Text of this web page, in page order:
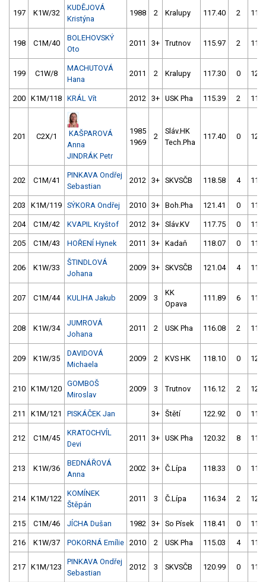
197 K1W/32
KUDĚJOVÁ
Kristýna
1988 2 Kralupy 117.40 2
198 C1M/40
BOLEHOVSKÝ
Oto
2011 3+ Trutnov 115.97 2
199 C1W/8
MACHUTOVÁ
Hana
2011 2 Kralupy 117.30 0
200 K1M/118 KRÁL Vít 2012 3+ USK Pha 115.39 2
201 C2X/1
KAŠPAROVÁ
Anna
JINDRÁK Petr
1985
1969
2
Sláv.HK
Tech.Pha
117.40 0
202 C1M/41
PINKAVA Ondřej
Sebastian
2012 3+ SKVSČB 118.58 4
203 K1M/119 SÝKORA Ondřej 2010 3+ Boh.Pha 121.41 0
204 C1M/42 KVAPIL Kryštof 2012 3+ Sláv.KV 117.75 0
205 C1M/43 HOŘENÍ Hynek 2011 3+ Kadaň 118.07 0
206 K1W/33
ŠTINDLOVÁ
Johana
2009 3+ SKVSČB 121.04 4
207 C1M/44 KULIHA Jakub 2009 3
KK
Opava
111.89 6
208 K1W/34
JUMROVÁ
Johana
2011 2 USK Pha 116.08 2
209 K1W/35
DAVIDOVÁ
Michaela
2009 2 KVS HK 118.10 0
210 K1M/120
GOMBOŠ
Miroslav
2009 3 Trutnov 116.12 2
211 K1M/121 PISKÁČEK Jan 3+ Štětí 122.92 0
212 C1M/45
KRATOCHVÍL
Devi
2011 3+ USK Pha 120.32 8
213 K1W/36
BEDNÁŘOVÁ
Anna
2002 3+ Č.Lípa 118.33 0
214 K1M/122
KOMÍNEK
Štěpán
2011 3 Č.Lípa 116.34 2
215 C1M/46 JÍCHA Dušan 1982 3+ So Písek 118.41 0
216 K1W/37 POKORNÁ Emílie 2010 2 USK Pha 115.03 4
217 K1M/123
PINKAVA Ondřej
Sebastian
2012 3 SKVSČB 120.99 0